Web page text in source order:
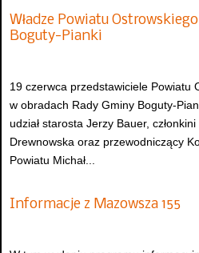
Władze Powiatu
Boguty-Pianki
19 czerwca przedstawiciele Powiatu
w obradach Rady Gminy Boguty-
udział starosta Jerzy Bauer,
Drewnowska oraz przewodniczący
Powiatu Michał...
Informacje z Mazowsza 155